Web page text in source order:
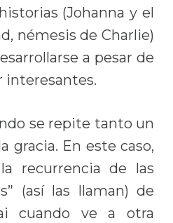
(Johanna y el
némesis de Charlie)
a pesar de
interesantes.
se repite tanto un
gracia. En este caso,
recurrencia de las
(así las llaman) de
cuando ve a otra